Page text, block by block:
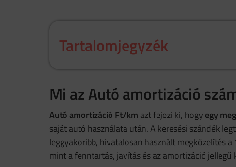
Tartalomjegyzék
Mi az Autó amortizáció
Autó amortizáció Ft/km azt fejezi ki, hogy egy
saját autó használata után. A keresési szándék
leggyakoribb, hivatalosan használt megközelítés a
mint a fenntartás, javítás és az amortizáció jellegű